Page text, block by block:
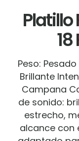
Platillo
Peso:
Brillante
Campana
de sonido:
estrecho,
alcance con